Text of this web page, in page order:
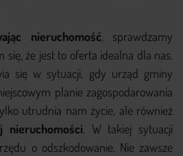
nieruchomość, sprawdzamy
że jest to oferta idealna dla nas.
się w sytuacji, gdy urząd gminy
planie zagospodarowania
utrudnia nam życie, ale również
nieruchomości. W takiej sytuacji
o odszkodowanie. Nie zawsze